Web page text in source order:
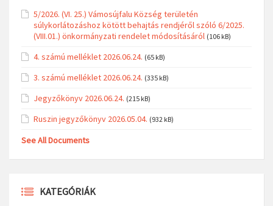
5/2026. (VI. 25.) Vámosújfalu Község területén
súlykorlátozáshoz kötött behajtás rendjéről szóló 6/2025.
(VIII.01.) önkormányzati rendelet módosításáról (106 kB)
4. számú melléklet 2026.06.24. (65 kB)
3. számú melléklet 2026.06.24. (335 kB)
Jegyzőkönyv 2026.06.24. (215 kB)
Ruszin jegyzőkönyv 2026.05.04. (932 kB)
See All Documents
KATEGÓRIÁK